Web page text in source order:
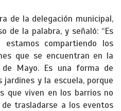
de la delegación municipal,
de la palabra, y señaló: “Es
compartiendo los
que se encuentran en la
Mayo. Es una forma de
y la escuela, porque
que viven en los barrios no
trasladarse a los eventos